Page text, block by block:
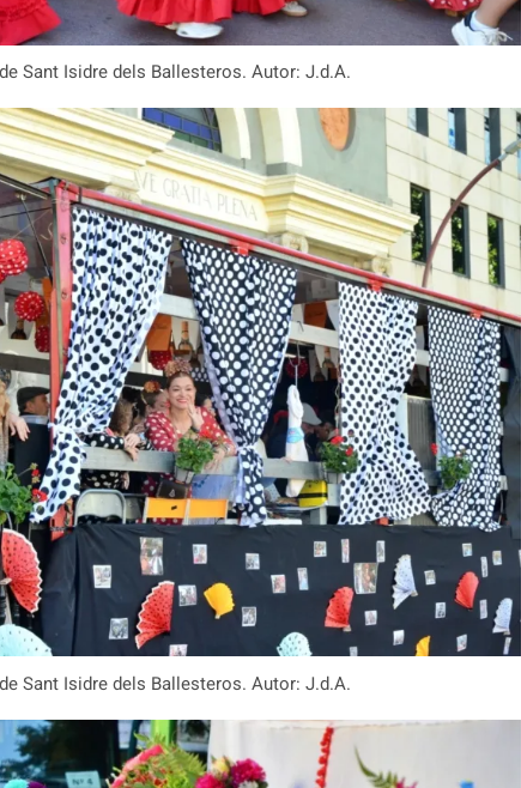
Sant Isidre dels Ballesteros. Autor: J.d.A.
Sant Isidre dels Ballesteros. Autor: J.d.A.